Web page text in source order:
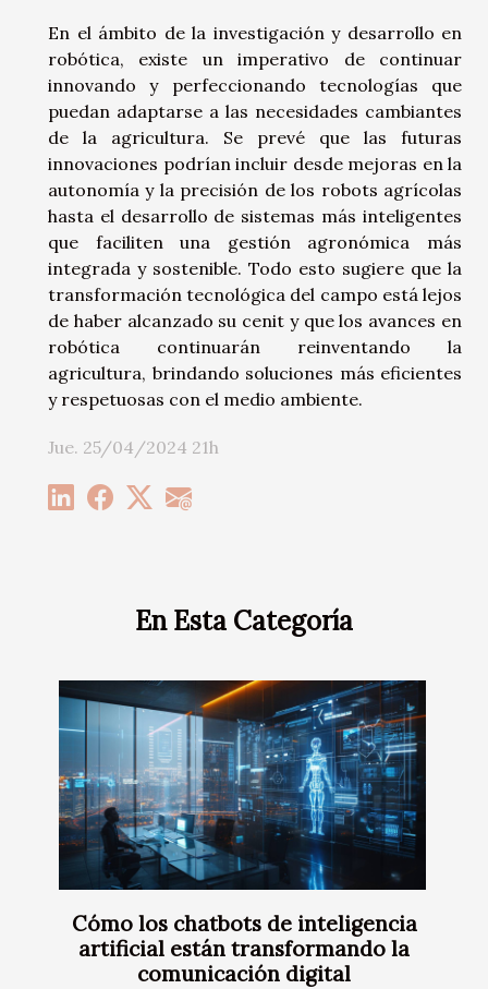
En Esta Categoría
Cómo los chatbots de inteligencia
artificial están transformando la
comunicación digital
En el ámbito de la investigación y desarrollo en
robótica, existe un imperativo de continuar
innovando y perfeccionando tecnologías que
puedan adaptarse a las necesidades cambiantes
de la agricultura. Se prevé que las futuras
innovaciones podrían incluir desde mejoras en la
autonomía y la precisión de los robots agrícolas
hasta el desarrollo de sistemas más inteligentes
que faciliten una gestión agronómica más
integrada y sostenible. Todo esto sugiere que la
transformación tecnológica del campo está lejos
de haber alcanzado su cenit y que los avances en
robótica continuarán reinventando la
agricultura, brindando soluciones más eficientes
y respetuosas con el medio ambiente.
Jue. 25/04/2024 21h